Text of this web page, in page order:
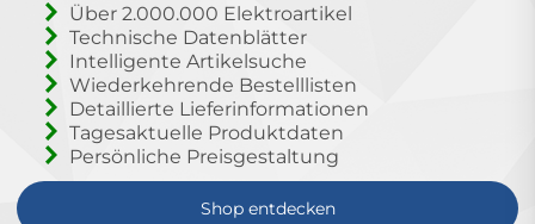
Über 2.000.000 Elektroartikel
Technische Datenblätter
Intelligente Artikelsuche
Wiederkehrende Bestelllisten
Detaillierte Lieferinformationen
Tagesaktuelle Produktdaten
Persönliche Preisgestaltung
Shop entdecken